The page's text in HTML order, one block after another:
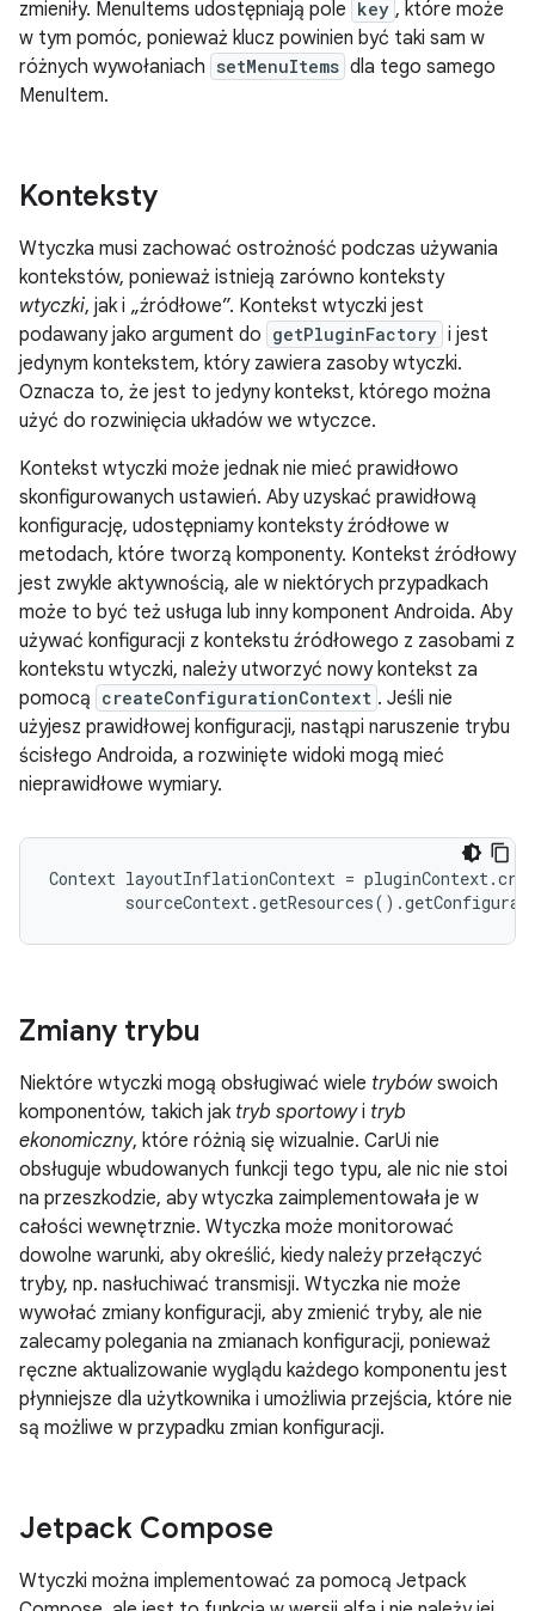
zmieniły. MenuItems udostępniają pole key , które może
w tym pomóc, ponieważ klucz powinien być taki sam w
różnych wywołaniach setMenuItems dla tego samego
MenuItem.
Konteksty
Wtyczka musi zachować ostrożność podczas używania
kontekstów, ponieważ istnieją zarówno konteksty
wtyczki, jak i „źródłowe”. Kontekst wtyczki jest
podawany jako argument do getPluginFactory i jest
jedynym kontekstem, który zawiera zasoby wtyczki.
Oznacza to, że jest to jedyny kontekst, którego można
użyć do rozwinięcia układów we wtyczce.
Kontekst wtyczki może jednak nie mieć prawidłowo
skonfigurowanych ustawień. Aby uzyskać prawidłową
konfigurację, udostępniamy konteksty źródłowe w
metodach, które tworzą komponenty. Kontekst źródłowy
jest zwykle aktywnością, ale w niektórych przypadkach
może to być też usługa lub inny komponent Androida. Aby
używać konfiguracji z kontekstu źródłowego z zasobami z
kontekstu wtyczki, należy utworzyć nowy kontekst za
pomocą createConfigurationContext . Jeśli nie
użyjesz prawidłowej konfiguracji, nastąpi naruszenie trybu
ścisłego Androida, a rozwinięte widoki mogą mieć
nieprawidłowe wymiary.
Context layoutInflationContext =
Zmiany trybu
Niektóre wtyczki mogą obsługiwać wiele trybówswoich
komponentów, takich jak tryb sportowyi tryb
ekonomiczny, które różnią się wizualnie. CarUi nie
obsługuje wbudowanych funkcji tego typu, ale nic nie stoi
na przeszkodzie, aby wtyczka zaimplementowała je w
całości wewnętrznie. Wtyczka może monitorować
dowolne warunki, aby określić, kiedy należy przełączyć
tryby, np. nasłuchiwać transmisji. Wtyczka nie może
wywołać zmiany konfiguracji, aby zmienić tryby, ale nie
zalecamy polegania na zmianach konfiguracji, ponieważ
ręczne aktualizowanie wyglądu każdego komponentu jest
płynniejsze dla użytkownika i umożliwia przejścia, które nie
są możliwe w przypadku zmian konfiguracji.
Jetpack Compose
Wtyczki można implementować za pomocą Jetpack